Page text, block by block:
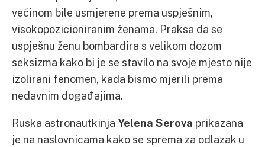
većinom bile usmjerene prema uspješnim,
visokopozicioniranim ženama. Praksa da se
uspješnu ženu bombardira s velikom dozom
seksizma kako bi je se stavilo na svoje mjesto nije
izolirani fenomen, kada bismo mjerili prema
nedavnim događajima.
Ruska astronautkinja Yelena Serova prikazana
je na naslovnicama kako se sprema za odlazak u